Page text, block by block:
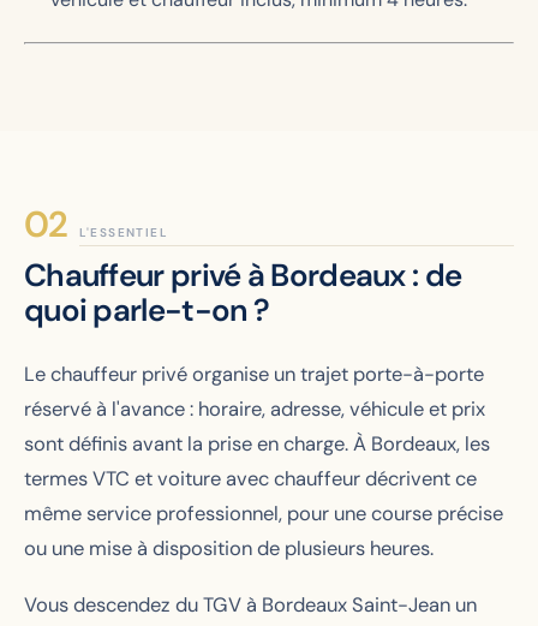
L'ESSENTIEL
Chauffeur privé à Bordeaux : de
quoi parle-t-on ?
Le chauffeur privé organise un trajet porte-à-porte
réservé à l'avance : horaire, adresse, véhicule et prix
sont définis avant la prise en charge. À Bordeaux, les
termes VTC et voiture avec chauffeur décrivent ce
même service professionnel, pour une course précise
ou une mise à disposition de plusieurs heures.
Vous descendez du TGV à Bordeaux Saint-Jean un